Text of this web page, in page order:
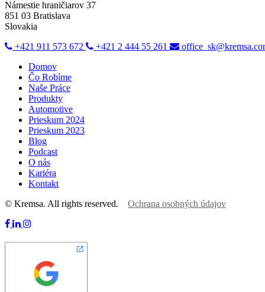
Námestie hraničiarov 37
851 03 Bratislava
Slovakia
+421 911 573 672
+421 2 444 55 261
Domov
Čo Robíme
Naše Práce
Produkty
Automotive
Prieskum 2024
Prieskum 2023
Blog
Podcast
O nás
Kariéra
Kontakt
© Kremsa. All rights reserved. Ochrana osobných údajov